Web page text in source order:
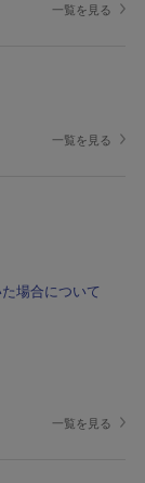
一覧を見る
一覧を見る
場合について
一覧を見る